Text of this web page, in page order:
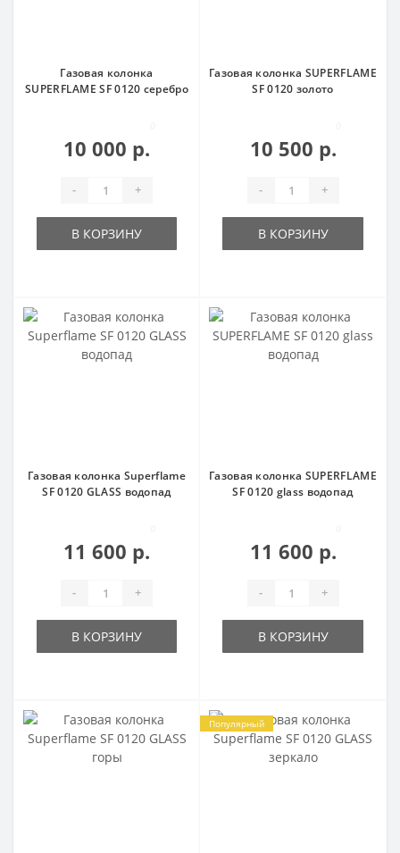
Газовая колонка
SUPERFLAME SF 0120 серебро
10 000 р.
- +
В КОРЗИНУ
Газовая колонка SUPERFLAME
SF 0120 золото
10 500 р.
- +
В КОРЗИНУ
Газовая колонка Superflame
SF 0120 GLASS водопад
11 600 р.
- +
В КОРЗИНУ
Газовая колонка SUPERFLAME
SF 0120 glass водопад
11 600 р.
- +
В КОРЗИНУ
Популярный